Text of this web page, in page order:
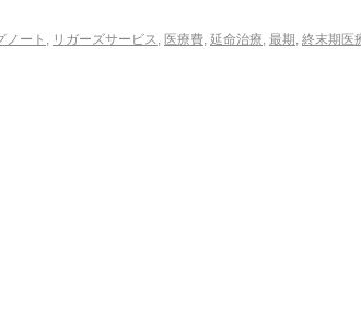
ノート , リガーズサービス, 医療費, 延命治療, 最期 , 終末期医